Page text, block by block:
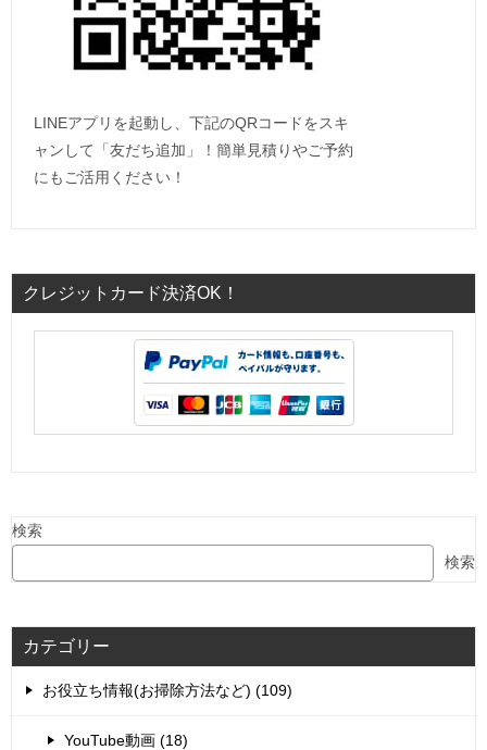
LINEアプリを起動し、下記のQRコードをスキ
ャンして「友だち追加」！簡単見積りやご予約
にもご活用ください！
クレジットカード決済OK！
検索
検索
カテゴリー
お役立ち情報(お掃除方法など) (109)
YouTube動画 (18)